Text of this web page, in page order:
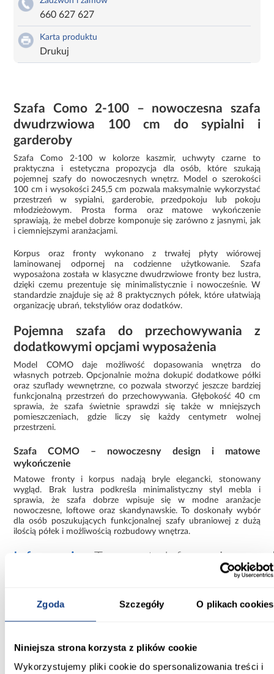
Zgoda Szczegóły O plikach cookies
Niniejsza strona korzysta z plików cookie
Wykorzystujemy pliki cookie do spersonalizowania treści i
660 627 627
Karta produktu
Drukuj
Szafa Como 2-100 – nowoczesna szafa
dwudrzwiowa 100 cm do sypialni i
garderoby
Szafa Como 2-100 w kolorze kaszmir, uchwyty czarne to
praktyczna i estetyczna propozycja dla osób, które szukają
pojemnej szafy do nowoczesnych wnętrz. Model o szerokości
100 cm i wysokości 245,5 cm pozwala maksymalnie wykorzystać
przestrzeń w sypialni, garderobie, przedpokoju lub pokoju
młodzieżowym. Prosta forma oraz matowe wykończenie
sprawiają, że mebel dobrze komponuje się zarówno z jasnymi, jak
i ciemniejszymi aranżacjami.
Korpus oraz fronty wykonano z trwałej płyty wiórowej
laminowanej odpornej na codzienne użytkowanie. Szafa
wyposażona została w klasyczne dwudrzwiowe fronty bez lustra,
dzięki czemu prezentuje się minimalistycznie i nowocześnie. W
standardzie znajduje się aż 8 praktycznych półek, które ułatwiają
organizację ubrań, tekstyliów oraz dodatków.
Pojemna szafa do przechowywania z
dodatkowymi opcjami wyposażenia
Model COMO daje możliwość dopasowania wnętrza do
własnych potrzeb. Opcjonalnie można dokupić dodatkowe półki
oraz szuflady wewnętrzne, co pozwala stworzyć jeszcze bardziej
funkcjonalną przestrzeń do przechowywania. Głębokość 40 cm
sprawia, że szafa świetnie sprawdzi się także w mniejszych
pomieszczeniach, gdzie liczy się każdy centymetr wolnej
przestrzeni.
Szafa COMO – nowoczesny design i matowe
wykończenie
Matowe fronty i korpus nadają bryle elegancki, stonowany
wygląd. Brak lustra podkreśla minimalistyczny styl mebla i
sprawia, że szafa dobrze wpisuje się w modne aranżacje
nowoczesne, loftowe oraz skandynawskie. To doskonały wybór
dla osób poszukujących funkcjonalnej szafy ubraniowej z dużą
ilością półek i możliwością rozbudowy wnętrza.
Informacje Transport Informacje o
100.00
40.00